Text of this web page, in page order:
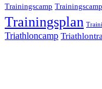
Trainingscamp
Trainingsplan
Triathloncamp